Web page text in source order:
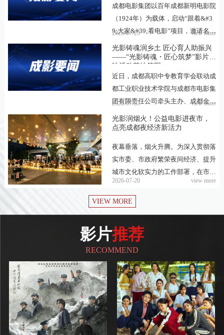
陆成都新明电影院“新明文化名家大
讲堂”，作为“跟着大家看电影”系列
活动第十期主讲嘉宾，分享四十载文
学创作与影视跨界的深耕体悟，解码
现实主义文学的精神内核，探讨文学
与影视的共生转化之道，回应新时代
下文学创作的价值...
料得主刘醒龙：从凤凰琴到青铜
成都电影集团以百年成都新明电影院
（1924年）为载体，启动“跟着&#3
9;大家&#39;看电影”项目，邀请名作
家、名编剧、名导演、名演员等影
视、文化领域的知名人士定期到成都
电影艺术交流的文化盛宴。通过本项
目构建成都电影集团的“作家团”，推
进集团“文学-影视”转化计划，建立
电影集团影视创作的“版权池”“IP
库”“专家团”，进一步丰富“成影1924
艺术中心”的内容，打造四川成都的
影视创作创...
2026-07-23 view more
光影铸魂润乡土 匠心育人助振兴
——“光影铸魂・匠心筑梦”影片放
映活动落地简阳
近日，成都高职中专教育学会联动成
都工业职业技术学院与成都市电影集
团有限责任公司牵头主办、成都金沙
院线农村数字电影有限公司承办
的“光影铸魂・匠心筑梦”影片进校园
该校乡村社会实践，落地简阳市新市
街道石家村开展公益影片下乡惠民服
务活动打破校园育人边界，将优质主
送至乡村基层，与乡村美育、推普助
学、文化体验实践深度融合，以光影
为载体、以匠心为内...
2026-07-23 view more
光影润烟火！公益电影进夜市，
点亮成都夜经济新活力
夜幕垂落，烟火升腾。为深入贯彻落
实市委、市政府繁荣夜间经济、提升
城市文化软实力的工作部署，在市委
宣传部的悉心指导下，成都市电影集
团立足“电影+消费场景”融合发展思
路，以文化赋能城市、以惠民服务民
天保湾夜市，于7月16日晚圆满落地
首场公益电影放映活动。这场沉浸式
务“最后一公里”，让书香光影融入市
井烟火，实现了社会效益与经济效益
双向赋能、双向...
2026-07-20 view more
VIEW MORE
影片推荐
RECOMMEND